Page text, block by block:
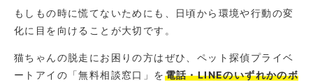
もしもの時に慌てないためにも、日頃から環境や行動の変
化に目を向けることが大切です。
猫ちゃんの脱走にお困りの方はぜひ、ペット探偵プライベ
ートアイの「無料相談窓口」を 電話・LINEのいずれかのボ